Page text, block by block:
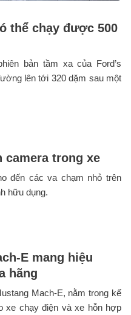
thể chạy được 500
bản tầm xa của Ford’s
lên tới 320 dặm sau một
camera trong xe
đến các va chạm nhỏ trên
hữu dụng.
E mang hiệu
hãng
Mach-E, nằm trong kế
xe chạy điện và xe hỗn hợp